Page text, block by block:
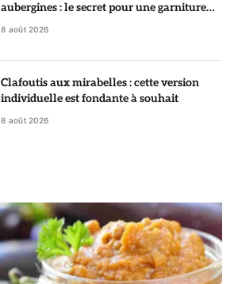
aubergines : le secret pour une garniture
fondante
8 août 2026
Clafoutis aux mirabelles : cette version
individuelle est fondante à souhait
8 août 2026